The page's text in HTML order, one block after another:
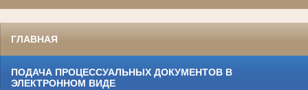
ГЛАВНАЯ
ПОДАЧА ПРОЦЕССУАЛЬНЫХ ДОКУМЕНТОВ В
ЭЛЕКТРОННОМ ВИДЕ